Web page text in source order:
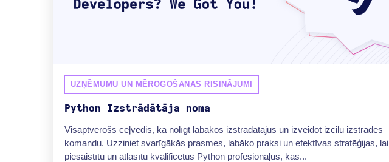
UZŅĒMUMU UN MĒROGOŠANAS RISINĀJUMI
Python Izstrādātāja noma
Visaptverošs ceļvedis, kā nolīgt labākos izstrādātājus un izveidot izcilu izstrādes
komandu. Uzziniet svarīgākās prasmes, labāko praksi un efektīvas stratēģijas, lai
piesaistītu un atlasītu kvalificētus Python profesionāļus, kas...